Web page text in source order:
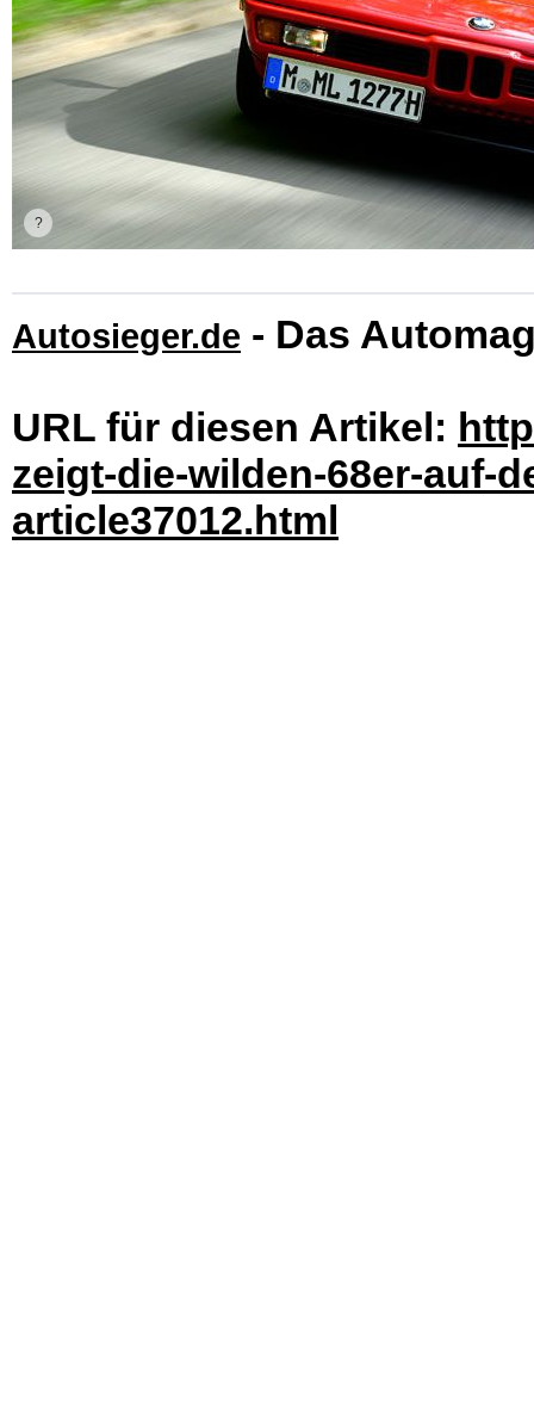
Autosieger.de - Das
URL für diesen Artikel:
zeigt-die-wilden-68er-auf-
article37012.html